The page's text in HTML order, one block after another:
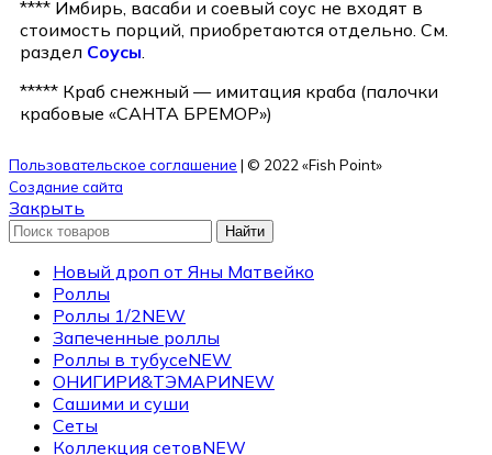
**** Имбирь, васаби и соевый соус не входят в
стоимость порций, приобретаются отдельно. См.
раздел Соусы
***** Краб снежный — имитация краба (палочки
крабовые «САНТА БРЕМОР»)
Пользовательское соглашение | © 2022 «Fish Point»
Создание сайта
Закрыть
Найти
Новый дроп от Яны Матвейко
Роллы
Роллы 1/2NEW
Запеченные роллы
Роллы в тубусеNEW
ОНИГИРИ&ТЭМАРИNEW
Сашими и суши
Сеты
Коллекция сетовNEW